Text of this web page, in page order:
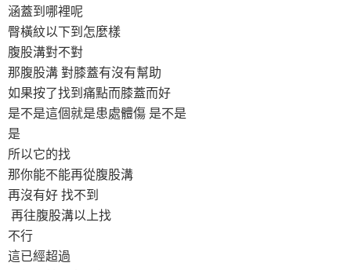
涵蓋到哪裡呢
臀橫紋以下到怎麼樣
腹股溝對不對
那腹股溝 對膝蓋有沒有幫助
如果按了找到痛點而膝蓋而好
是不是這個就是患處體傷 是不是
是
所以它的找
那你能不能再從腹股溝
再沒有好 找不到
再往腹股溝以上找
不行
這已經超過